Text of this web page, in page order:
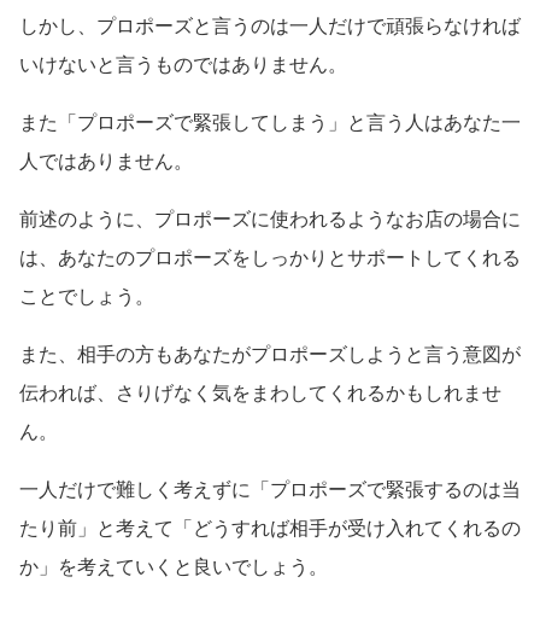
しかし、プロポーズと言うのは一人だけで頑張らなければ
いけないと言うものではありません。
また「プロポーズで緊張してしまう」と言う人はあなた一
人ではありません。
前述のように、プロポーズに使われるようなお店の場合に
は、あなたのプロポーズをしっかりとサポートしてくれる
ことでしょう。
また、相手の方もあなたがプロポーズしようと言う意図が
伝われば、さりげなく気をまわしてくれるかもしれませ
ん。
一人だけで難しく考えずに「プロポーズで緊張するのは当
たり前」と考えて「どうすれば相手が受け入れてくれるの
か」を考えていくと良いでしょう。